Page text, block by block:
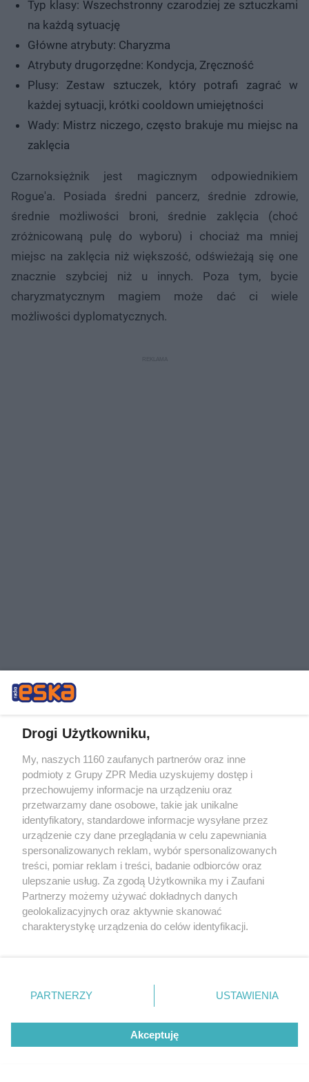
Typ klasy: Wszechstronny czarodziej ze sztuczkami
na każdą sytuację
Główne atrybuty: Charyzma
Atrybuty drugorzędne: Kondycja, Zręczność
Plusy: Zestaw sztuczek, który potrafi zagrać w
każdej sytuacji, krótki cooldown umiejętności
Wady: Mistrz niczego, często brakuje mu miejsc na
zaklęcia
Czarnoksiężnik jest magicznym odpowiednikiem
Rogue'a. Posiada średni pancerz, średnie zdrowie,
średnie możliwości broni, średnie zaklęcia (choć
zróżnicowaną pulę do wyboru) i chociaż ma mniej
miejsc na zaklęcia niż większość, odświeżają się one
znacznie szybciej niż u innych. Poza tym, bycie
charyzmatycznym magiem może dać ci wiele
możliwości dyplomatycznych.
Drogi Użytkowniku,
My, naszych 1160 zaufanych partnerów oraz inne
podmioty z Grupy ZPR Media uzyskujemy dostęp i
przechowujemy informacje na urządzeniu oraz
przetwarzamy dane osobowe, takie jak unikalne
identyfikatory, standardowe informacje wysyłane przez
urządzenie czy dane przeglądania w celu zapewniania
spersonalizowanych reklam, wybór spersonalizowanych
treści, pomiar reklam i treści, badanie odbiorców oraz
ulepszanie usług. Za zgodą Użytkownika my i Zaufani
Partnerzy możemy używać dokładnych danych
geolokalizacyjnych oraz aktywnie skanować
charakterystykę urządzenia do celów identyfikacji.
zmienić/wycofać klikając przycisk ustawień prywatności
znajdujący się w lewym dolnym rogu strony
rodzaje przetwarzania danych nie wymagają zgody
użytkownika, ale masz prawo sprzeciwić się takiemu
przetwarzaniu. Preferencje będą miały zastosowanie tylko
PARTNERZY USTAWIENIA
Akceptuję